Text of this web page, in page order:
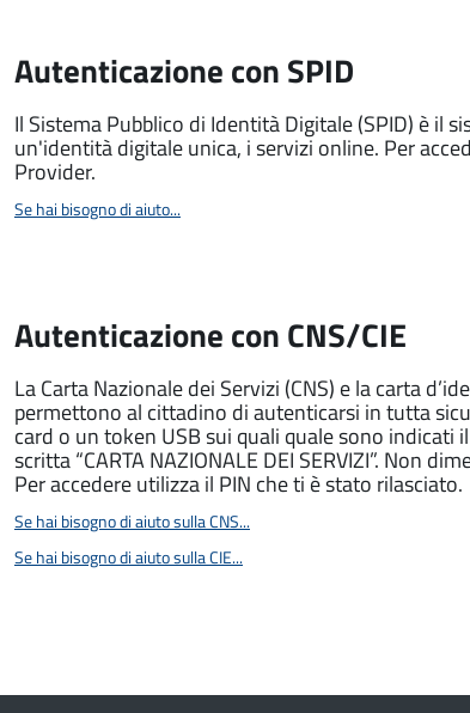
Autenticazione con SPID
Il Sistema Pubblico di Identità Digitale (SPID) è il
un'identità digitale unica, i servizi online. Per
Provider.
Se hai bisogno di aiuto...
Autenticazione con CNS/CIE
La Carta Nazionale dei Servizi (CNS) e la carta
permettono al cittadino di autenticarsi in tutta
card o un token USB sui quali quale sono
scritta “CARTA NAZIONALE DEI SERVIZI”. Non
Per accedere utilizza il PIN che ti è stato rilasciato.
Se hai bisogno di aiuto sulla CNS...
Se hai bisogno di aiuto sulla CIE...